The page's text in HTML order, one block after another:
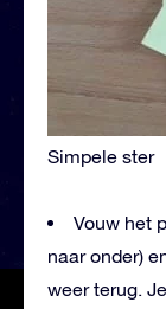
Simpele ster
Vouw het
naar onder)
weer terug.